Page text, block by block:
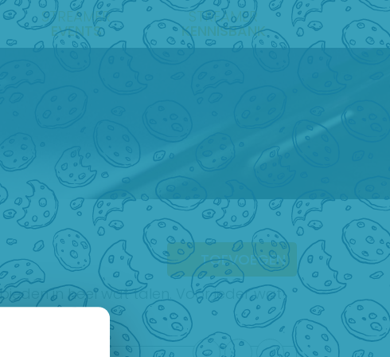
STREAMER
EVENTS
STREAMER
KENNISBANK
TOEVOEGEN
in heel wat talen. Voor ieder wat